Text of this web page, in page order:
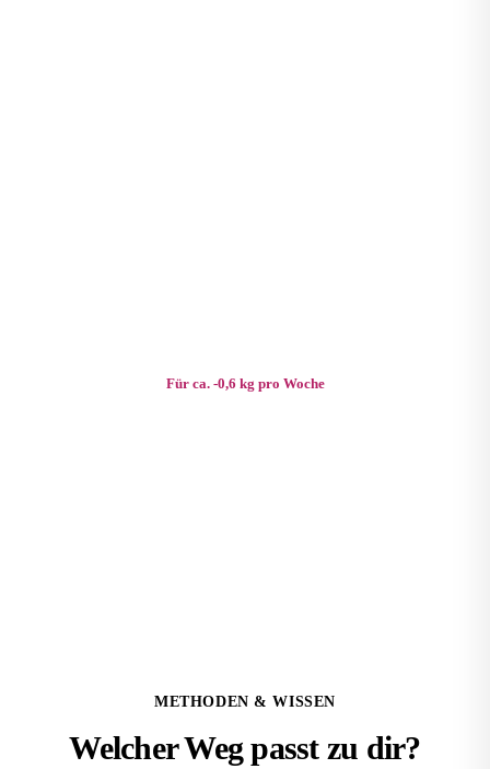
Für ca. -0,6 kg pro Woche
METHODEN & WISSEN
Welcher Weg passt zu dir?